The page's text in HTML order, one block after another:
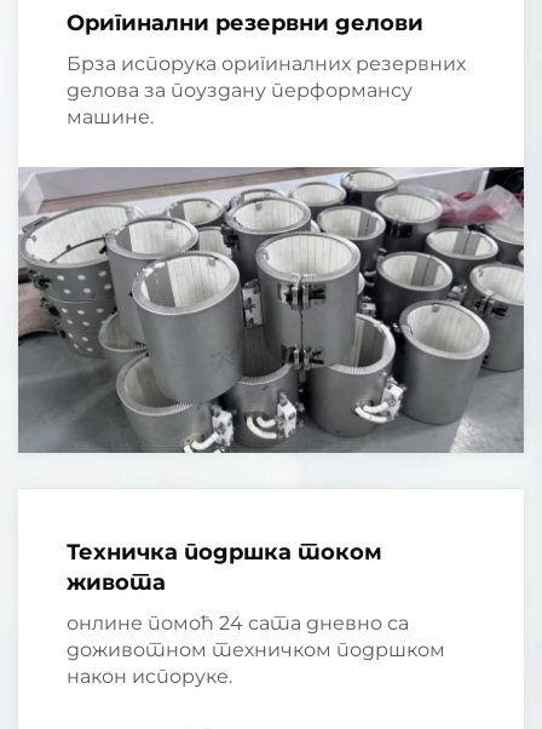
Оригинални резервни делови
Брза испорука оригиналних резервних
делова за поуздану перформансу
машине.
Техничка подршка током
живота
онлине помоћ 24 сата дневно са
доживотном техничком подршком
након испоруке.